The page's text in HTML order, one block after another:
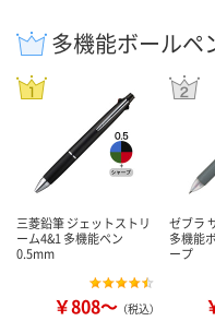
多機能ボールペ
三菱鉛筆 ジェットストリ
ーム4&1 多機能ペン
0.5mm
￥808～ （税込）
ゼブラ
多機能
ープ